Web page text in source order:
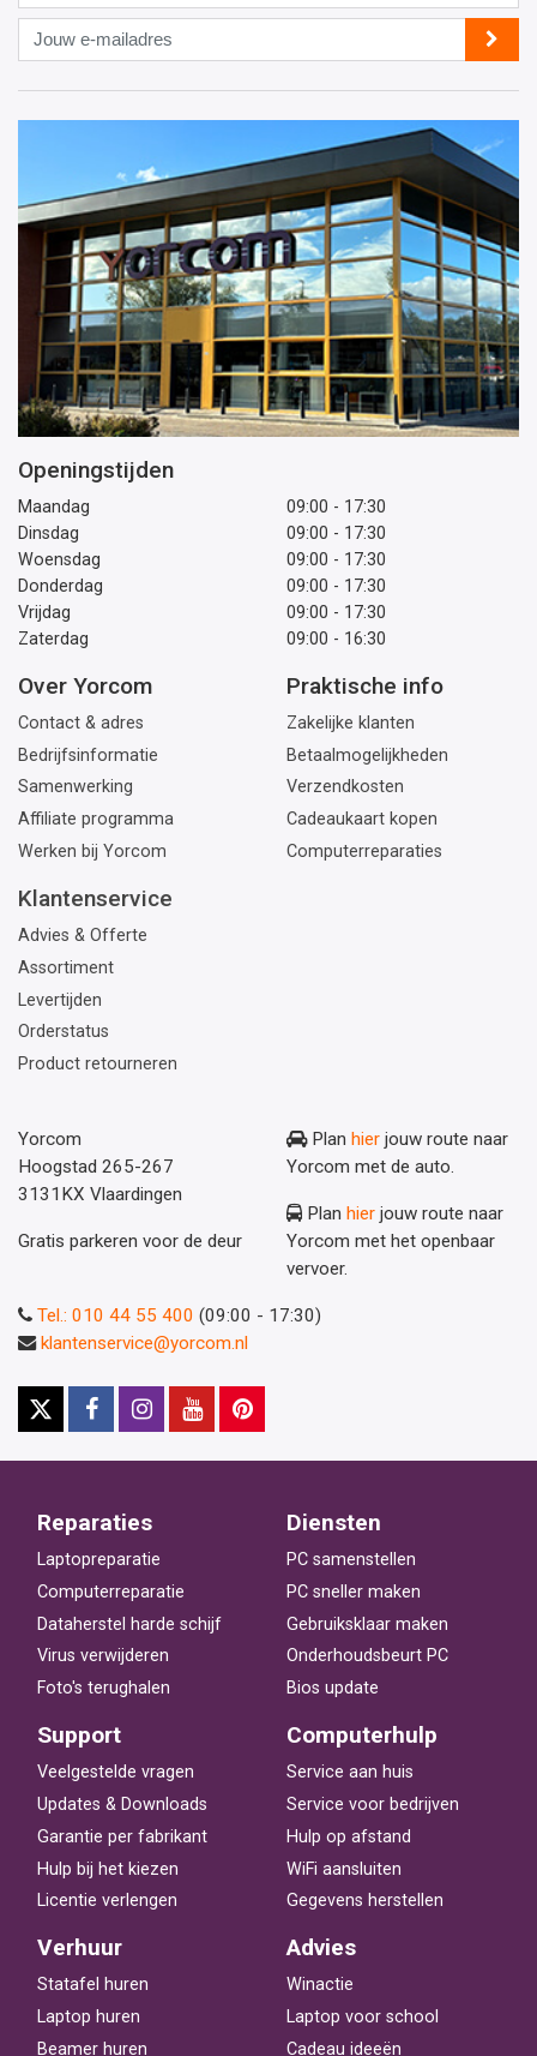
Jouw
e-
mailadres
Openingstijden
Maandag
09:00 - 17:30
Dinsdag
09:00 - 17:30
Woensdag
09:00 - 17:30
Donderdag
09:00 - 17:30
Vrijdag
09:00 - 17:30
Zaterdag
09:00 - 16:30
Over Yorcom
Contact & adres
Bedrijfsinformatie
Samenwerking
Affiliate programma
Werken bij Yorcom
Praktische info
Zakelijke klanten
Betaalmogelijkheden
Verzendkosten
Cadeaukaart kopen
Computerreparaties
Klantenservice
Advies & Offerte
Assortiment
Levertijden
Orderstatus
Product retourneren
Yorcom
Hoogstad 265-267
3131KX Vlaardingen
Gratis parkeren voor de deur
Plan hier jouw route naar
Yorcom met de auto.
Plan hier jouw route naar
Yorcom met het openbaar
vervoer.
Tel.: 010 44 55 400 (09:00 - 17:30)
klantenservice@yorcom.nl
Reparaties
Laptopreparatie
Computerreparatie
Dataherstel harde schijf
Virus verwijderen
Foto's terughalen
Diensten
PC samenstellen
PC sneller maken
Gebruiksklaar maken
Onderhoudsbeurt PC
Bios update
Support
Veelgestelde vragen
Updates & Downloads
Garantie per fabrikant
Hulp bij het kiezen
Licentie verlengen
Computerhulp
Service aan huis
Service voor bedrijven
Hulp op afstand
WiFi aansluiten
Gegevens herstellen
Verhuur
Statafel huren
Laptop huren
Beamer huren
Advies
Winactie
Laptop voor school
Cadeau ideeën